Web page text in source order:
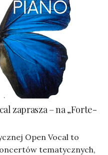
zaprasza – na „Forte-
Open Vocal to
tematycznych,